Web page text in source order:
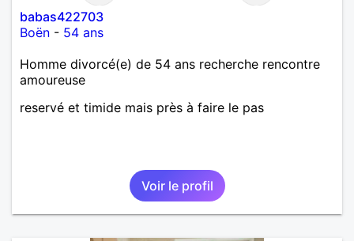
babas422703
Boën - 54 ans
Homme divorcé(e) de 54 ans recherche rencontre
amoureuse
reservé et timide mais près à faire le pas
Voir le profil